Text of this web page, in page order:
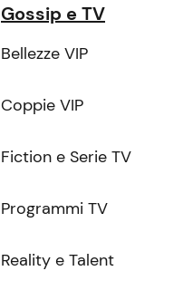
Gossip e TV
Bellezze VIP
Coppie VIP
Fiction e Serie TV
Programmi TV
Reality e Talent